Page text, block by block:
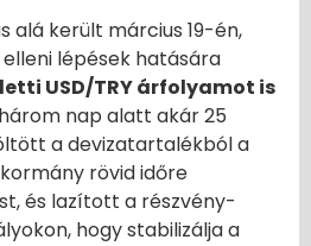
alá került március 19-én,
lépések hatására
USD/TRY árfolyamot is
nap alatt akár 25
a devizatartalékból a
rövid időre
és lazított a részvény-
hogy stabilizálja a